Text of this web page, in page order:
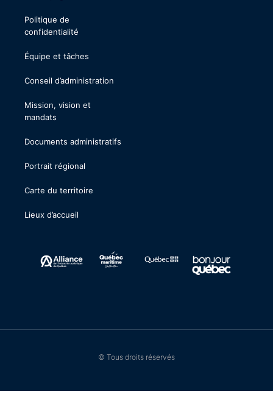
Politique de
confidentialité
Équipe et tâches
Conseil d’administration
Mission, vision et
mandats
Documents administratifs
Portrait régional
Carte du territoire
Lieux d’accueil
© Tous droits réservés